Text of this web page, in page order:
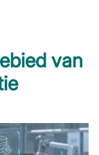
van